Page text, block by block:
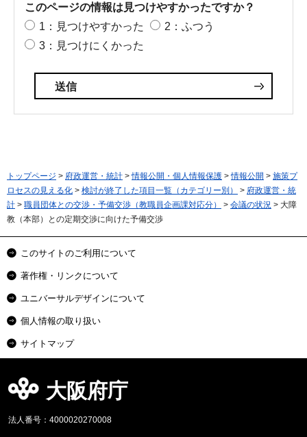
このページの情報は見つけやすかったですか？
1：見つけやすかった
2：ふつう
3：見つけにくかった
トップページ > 府政運営・統計 >情報公開・個人情報保護 >情報公開 > 施策プ
ロセスの見える化 > 検討が終了した項目一覧（カテゴリー別） > 府政運営・統
計 > 職員団体との交渉・予備交渉（教職員企画課対応分） > 会議の状況 > 大障
教（本部）との定期交渉に向けた予備交渉
このサイトのご利用について
著作権・リンクについて
ユニバーサルデザインについて
個人情報の取り扱い
サイトマップ
大阪府庁
法人番号：4000020270008